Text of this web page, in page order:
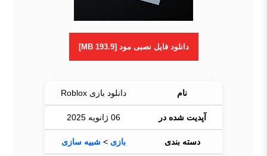
دانلود فایل نصبی مود [193.9 MB]
نام دانلود بازی Roblox
آپدیت شده در 06 ژانویه 2025
دسته بندی بازی >شبیه سازی